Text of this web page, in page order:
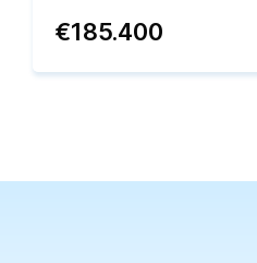
€185.400